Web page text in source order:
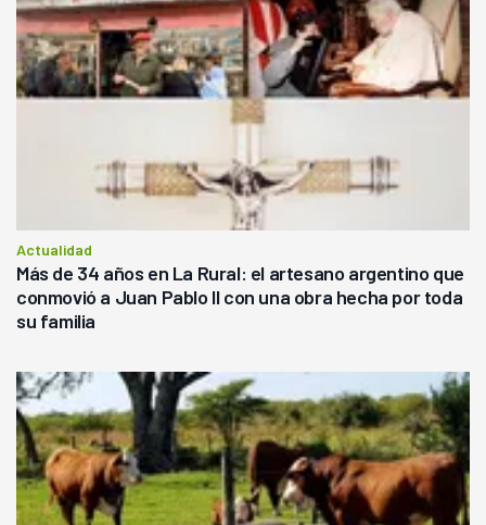
Actualidad
Más de 34 años en La Rural: el artesano argentino que
conmovió a Juan Pablo II con una obra hecha por toda
su familia